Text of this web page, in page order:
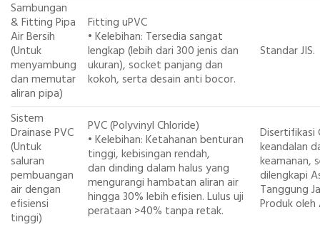
Sambungan
& Fitting Pipa
Air Bersih
(Untuk
menyambung
dan memutar
aliran pipa)
Fitting uPVC
• Kelebihan: Tersedia sangat
lengkap (lebih dari 300 jenis dan
ukuran), socket panjang dan
kokoh, serta desain anti bocor.
Standar JIS.
Sistem
Drainase PVC
(Untuk
saluran
pembuangan
air dengan
efisiensi
tinggi)
PVC (Polyvinyl Chloride)
• Kelebihan: Ketahanan benturan
tinggi, kebisingan rendah,
dan dinding dalam halus yang
mengurangi hambatan aliran air
hingga 30% lebih efisien. Lulus uji
perataan >40% tanpa retak.
Disertifikasi
keandalan
keamanan,
dilengkapi
Tanggung
Produk oleh